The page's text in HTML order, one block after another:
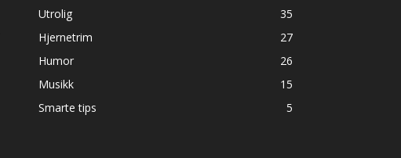
Utrolig
35
Hjernetrim
27
Humor
26
Musikk
15
Smarte tips
5